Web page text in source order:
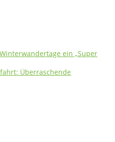
Winterwandertage ein „Super
Überraschende